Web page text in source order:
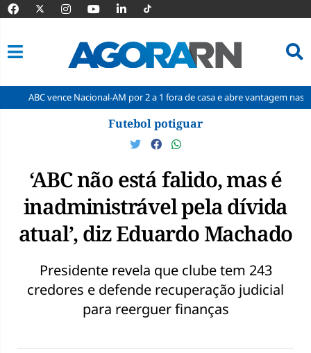
Nacional-AM por 2 a 1 fora de casa e abre vantagem nas quartas
Futebol potiguar
‘ABC não está falido, mas é
inadministrável pela dívida
atual’, diz Eduardo Machado
Presidente revela que clube tem 243
credores e defende recuperação judicial
para reerguer finanças